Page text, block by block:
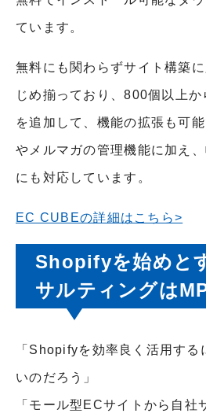
ています。
無料にも関わらずサイト構築
じめ揃っており、800個以上
を追加して、機能の拡張も可
やメルマガの管理機能に加え
にも対応しています。
EC CUBEの詳細はこちら>
Shopifyを始めと
サルティングは
「Shopifyを効率良く活用する
いのだろう」
「モール型ECサイトから自社